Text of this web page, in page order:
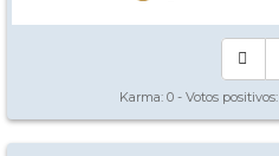
Karma: 0 - Votos positivos: